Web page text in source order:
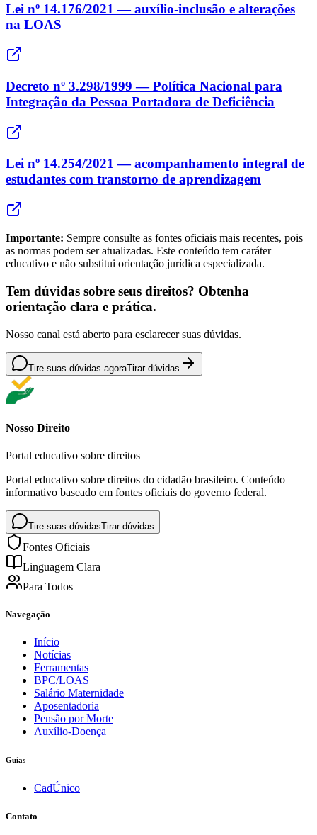
Lei nº 14.176/2021 — auxílio-inclusão e alterações
na LOAS
Decreto nº 3.298/1999 — Política Nacional para
Integração da Pessoa Portadora de Deficiência
Lei nº 14.254/2021 — acompanhamento integral de
estudantes com transtorno de aprendizagem
Importante: Sempre consulte as fontes oficiais mais recentes, pois
as normas podem ser atualizadas. Este conteúdo tem caráter
educativo e não substitui orientação jurídica especializada.
Tem dúvidas sobre seus direitos? Obtenha
orientação clara e prática.
Nosso canal está aberto para esclarecer suas dúvidas.
Tire suas dúvidas agoraTirar dúvidas
Nosso Direito
Portal educativo sobre direitos
Portal educativo sobre direitos do cidadão brasileiro. Conteúdo
informativo baseado em fontes oficiais do governo federal.
Tire suas dúvidasTirar dúvidas
Fontes Oficiais
Linguagem Clara
Para Todos
Navegação
Início
Notícias
Ferramentas
BPC/LOAS
Salário Maternidade
Aposentadoria
Pensão por Morte
Auxílio-Doença
Guias
CadÚnico
Contato